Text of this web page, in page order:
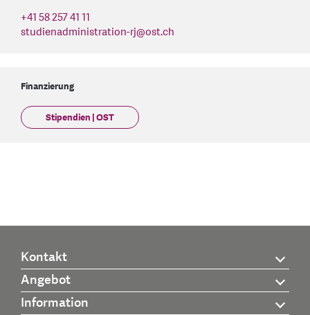
+41 58 257 41 11
studienadministration-rj@ost.ch
Finanzierung
Stipendien | OST
Kontakt
Angebot
Information